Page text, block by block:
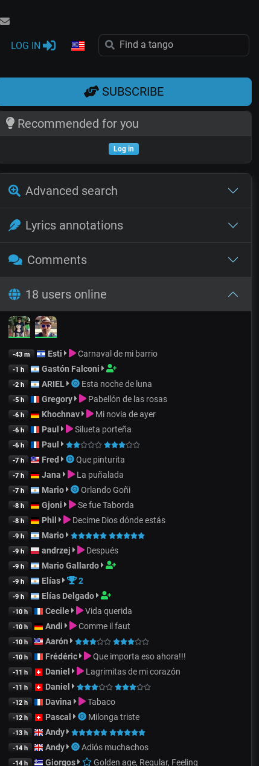
LOG IN
SUBSCRIBE
Recommended for you
Log in
Advanced search
Lyrics annotations
Comments
18 users online
-43 m Esti Carnaval de mi barrio
-1 h Gastón Falconi
-2 h ARIEL Esta noche de luna
-5 h Gregory Pabellón de las rosas
-6 h Khochnav Mi novia de ayer
-6 h Paul Silueta porteña
-6 h Paul
-7 h Fred Que pinturita
-7 h Jana La puñalada
-7 h Mario Orlando Goñi
-8 h Gjoni Se fue Taborda
-8 h Phil Decime Dios dónde estás
-9 h Mario
-9 h andrzej Después
-9 h Mario Gallardo
-9 h Elías 2
-9 h Elías Delgado
-10 h Cecile Vida querida
-10 h Andi Comme il faut
-10 h Aarón
-10 h Frédéric Que importa eso ahora!!!
-11 h Daniel Lagrimitas de mi corazón
-11 h Daniel
-12 h Davina Tabaco
-12 h Pascal Milonga triste
-13 h Andy
-14 h Andy Adiós muchachos
-14 h Giorgos Golden age, Regular, Feeling